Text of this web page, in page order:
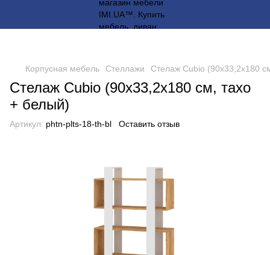
Корпусная мебель Стеллажи Стелаж Cubio (90х33,2х180
Стелаж Cubio (90х33,2х180 см, тахо
+ белый)
Артикул: phtn-plts-18-th-bl Оставить отзыв